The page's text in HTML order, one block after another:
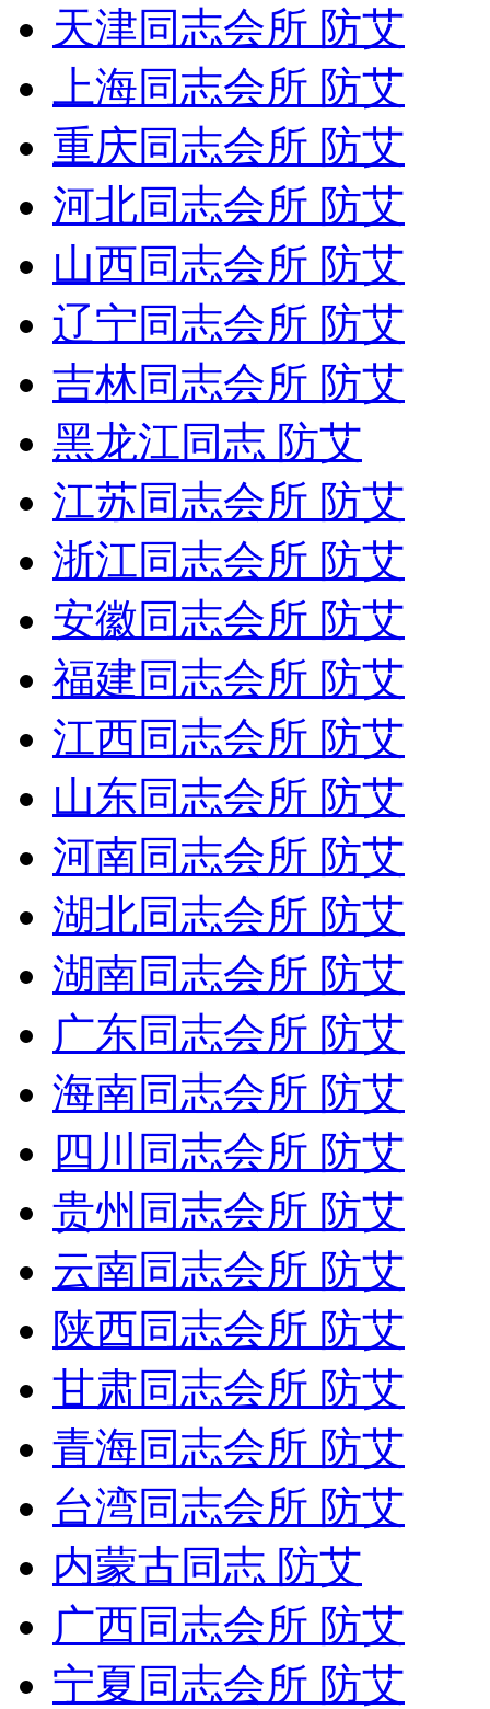
天津同志会所 防艾
上海同志会所 防艾
重庆同志会所 防艾
河北同志会所 防艾
山西同志会所 防艾
辽宁同志会所 防艾
吉林同志会所 防艾
黑龙江同志 防艾
江苏同志会所 防艾
浙江同志会所 防艾
安徽同志会所 防艾
福建同志会所 防艾
江西同志会所 防艾
山东同志会所 防艾
河南同志会所 防艾
湖北同志会所 防艾
湖南同志会所 防艾
广东同志会所 防艾
海南同志会所 防艾
四川同志会所 防艾
贵州同志会所 防艾
云南同志会所 防艾
陕西同志会所 防艾
甘肃同志会所 防艾
青海同志会所 防艾
台湾同志会所 防艾
内蒙古同志 防艾
广西同志会所 防艾
宁夏同志会所 防艾